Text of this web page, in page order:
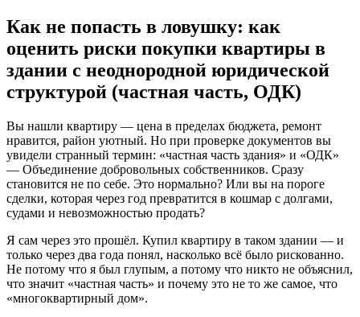
Как не попасть в ловушку: как
оценить риски покупки квартиры в
здании с неоднородной юридической
структурой (частная часть, ОДК)
Вы нашли квартиру — цена в пределах бюджета, ремонт
нравится, район уютный. Но при проверке документов вы
увидели странный термин: «частная часть здания» и «ОДК»
— Объединение добровольных собственников. Сразу
становится не по себе. Это нормально? Или вы на пороге
сделки, которая через год превратится в кошмар с долгами,
судами и невозможностью продать?
Я сам через это прошёл. Купил квартиру в таком здании — и
только через два года понял, насколько всё было рискованно.
Не потому что я был глупым, а потому что никто не объяснил,
что значит «частная часть» и почему это не то же самое, что
«многоквартирный дом».